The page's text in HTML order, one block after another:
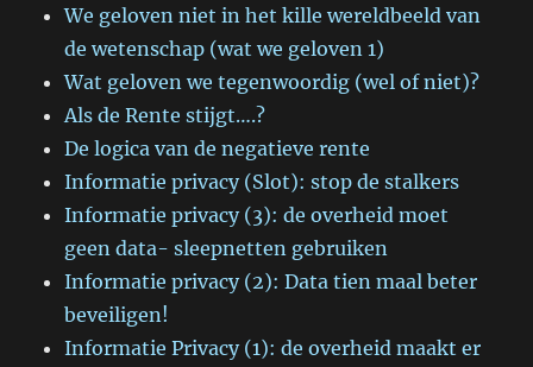
We geloven niet in het kille wereldbeeld van
de wetenschap (wat we geloven 1)
Wat geloven we tegenwoordig (wel of niet)?
Als de Rente stijgt….?
De logica van de negatieve rente
Informatie privacy (Slot): stop de stalkers
Informatie privacy (3): de overheid moet
geen data- sleepnetten gebruiken
Informatie privacy (2): Data tien maal beter
beveiligen!
Informatie Privacy (1): de overheid maakt er